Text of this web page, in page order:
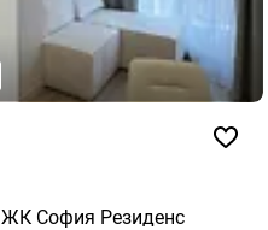
ЖК София Резиденс